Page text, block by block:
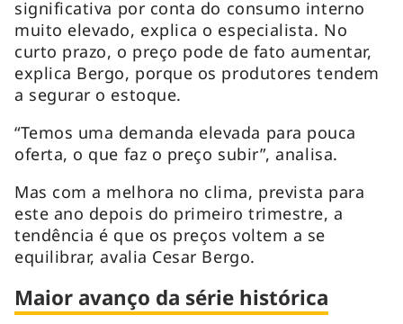
significativa por conta do consumo interno
muito elevado, explica o especialista. No
curto prazo, o preço pode de fato aumentar,
explica Bergo, porque os produtores tendem
a segurar o estoque.
“Temos uma demanda elevada para pouca
oferta, o que faz o preço subir”, analisa.
Mas com a melhora no clima, prevista para
este ano depois do primeiro trimestre, a
tendência é que os preços voltem a se
equilibrar, avalia Cesar Bergo.
Maior avanço da série histórica